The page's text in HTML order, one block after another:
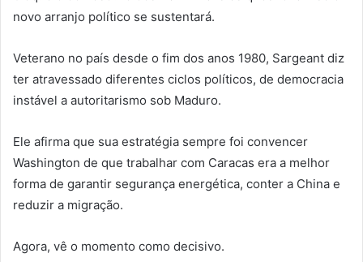
novo arranjo político se sustentará.
Veterano no país desde o fim dos anos 1980, Sargeant diz
ter atravessado diferentes ciclos políticos, de democracia
instável a autoritarismo sob Maduro.
Ele afirma que sua estratégia sempre foi convencer
Washington de que trabalhar com Caracas era a melhor
forma de garantir segurança energética, conter a China e
reduzir a migração.
Agora, vê o momento como decisivo.